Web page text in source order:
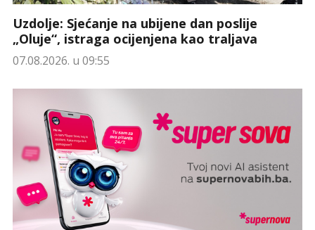
Uzdolje: Sjećanje na ubijene dan poslije
„Oluje“, istraga ocijenjena kao traljava
07.08.2026. u 09:55